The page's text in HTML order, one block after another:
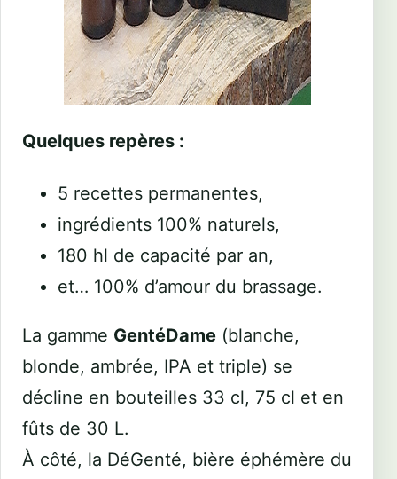
Quelques repères :
5 recettes permanentes,
ingrédients 100% naturels,
180 hl de capacité par an,
et… 100% d’amour du brassage.
La gamme GentéDame (blanche,
blonde, ambrée, IPA et triple) se
décline en bouteilles 33 cl, 75 cl et en
fûts de 30 L.
À côté, la DéGenté, bière éphémère du